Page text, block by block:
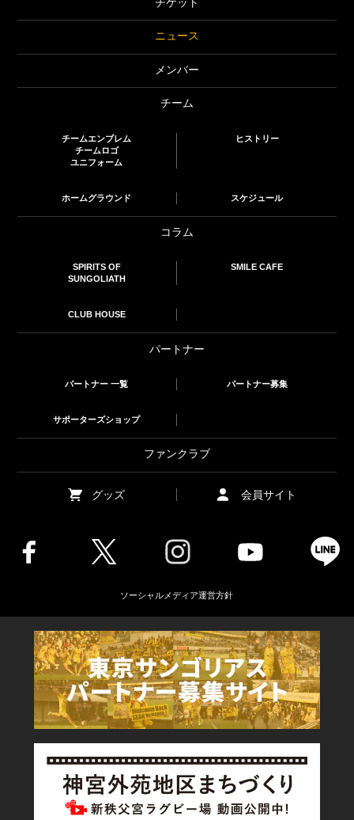
ニュース
メンバー
チーム
チームエンブレム
チームロゴ
ユニフォーム
ヒストリー
ホームグラウンド スケジュール
コラム
SPIRITS OF
SUNGOLIATH
SMILE CAFE
CLUB HOUSE
パートナー
パートナー 一覧 パートナー募集
サポーターズショップ
ファンクラブ
グッズ 会員サイト
ソーシャルメディア運営方針